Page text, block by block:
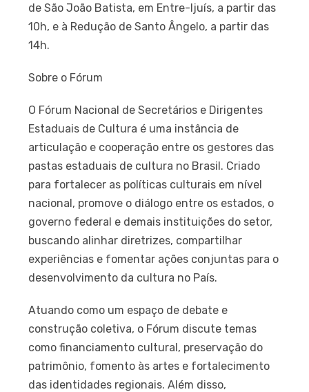
de São João Batista, em Entre-Ijuís, a partir das
10h, e à Redução de Santo Ângelo, a partir das
14h.
Sobre o Fórum
O Fórum Nacional de Secretários e Dirigentes
Estaduais de Cultura é uma instância de
articulação e cooperação entre os gestores das
pastas estaduais de cultura no Brasil. Criado
para fortalecer as políticas culturais em nível
nacional, promove o diálogo entre os estados, o
governo federal e demais instituições do setor,
buscando alinhar diretrizes, compartilhar
experiências e fomentar ações conjuntas para o
desenvolvimento da cultura no País.
Atuando como um espaço de debate e
construção coletiva, o Fórum discute temas
como financiamento cultural, preservação do
patrimônio, fomento às artes e fortalecimento
das identidades regionais. Além disso,